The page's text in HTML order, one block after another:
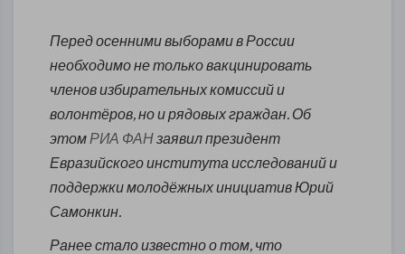
Перед осенними выборами в России
необходимо не только вакцинировать
членов избирательных комиссий и
волонтёров, но и рядовых граждан. Об
этомРИА ФАНзаявил президент
Евразийского института исследований и
поддержки молодёжных инициатив Юрий
Самонкин.
Ранее стало известно о том, что